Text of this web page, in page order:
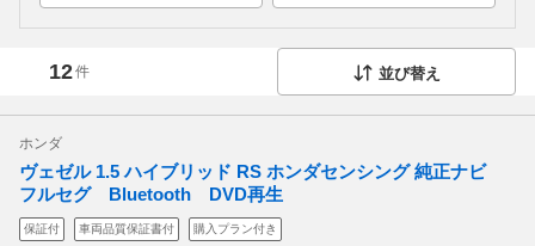
12件 並び替え
ホンダ
ヴェゼル 1.5 ハイブリッド RS ホンダセンシング 純正ナビ
フルセグ Bluetooth DVD再生
保証付 車両品質保証書付 購入プラン付き